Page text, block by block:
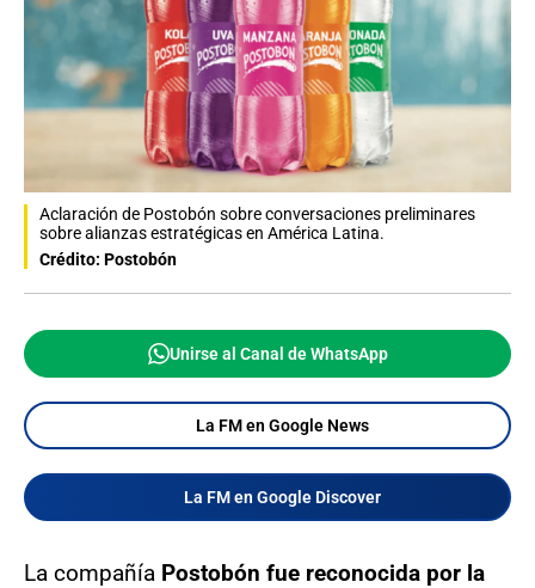
Aclaración de Postobón sobre conversaciones preliminares
sobre alianzas estratégicas en América Latina.
Crédito: Postobón
Unirse al Canal de WhatsApp
La FM en Google News
La FM en Google Discover
La compañía Postobón fue reconocida por la